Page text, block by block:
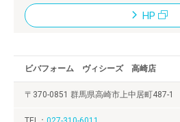
HP
ビバフォーム ヴィシーズ 高崎店
〒370-0851 群馬県高崎市上中居町487-1